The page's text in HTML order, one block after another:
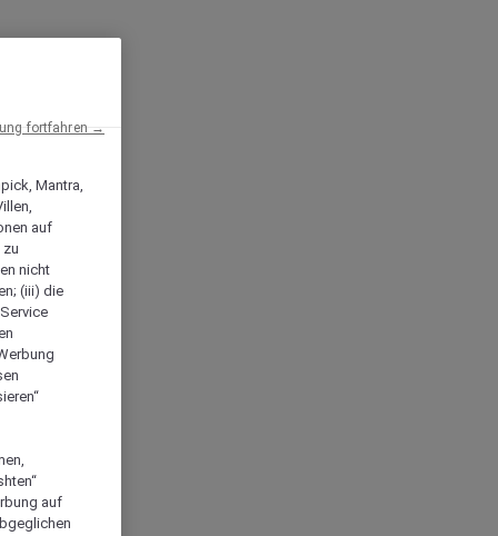
Mantra,
auf
zu
nicht
(iii) die
auf
fortfahren →